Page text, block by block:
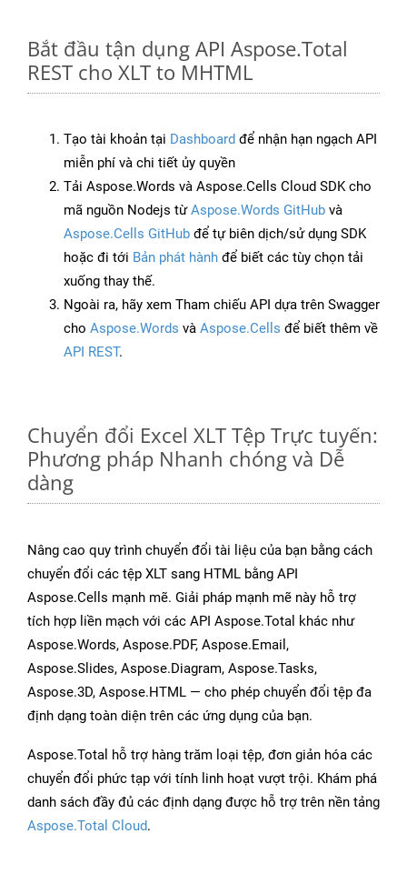
Bắt đầu tận dụng API Aspose.Total
REST cho XLT to MHTML
Tạo tài khoản tại Dashboard để nhận hạn ngạch API
miễn phí và chi tiết ủy quyền
Tải Aspose.Words và Aspose.Cells Cloud SDK cho
mã nguồn Nodejs từAspose.Words GitHub và
Aspose.Cells GitHub để tự biên dịch/sử dụng SDK
hoặc đi tới Bản phát hành để biết các tùy chọn tải
xuống thay thế.
Ngoài ra, hãy xem Tham chiếu API dựa trên Swagger
cho Aspose.Words và Aspose.Cells để biết thêm về
API REST.
Chuyển đổi Excel XLT Tệp Trực tuyến:
Phương pháp Nhanh chóng và Dễ
dàng
Nâng cao quy trình chuyển đổi tài liệu của bạn bằng cách
chuyển đổi các tệp XLT sang HTML bằng API
Aspose.Cells mạnh mẽ. Giải pháp mạnh mẽ này hỗ trợ
tích hợp liền mạch với các API Aspose.Total khác như
Aspose.Words, Aspose.PDF, Aspose.Email,
Aspose.Slides, Aspose.Diagram, Aspose.Tasks,
Aspose.3D, Aspose.HTML — cho phép chuyển đổi tệp đa
định dạng toàn diện trên các ứng dụng của bạn.
Aspose.Total hỗ trợ hàng trăm loại tệp, đơn giản hóa các
chuyển đổi phức tạp với tính linh hoạt vượt trội. Khám phá
danh sách đầy đủ các định dạng được hỗ trợ trên nền tảng
Aspose.Total Cloud.